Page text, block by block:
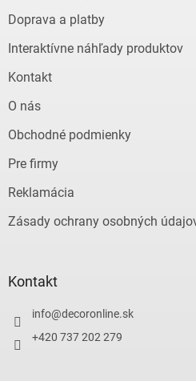
Doprava a platby
Interaktívne náhľady produktov
Kontakt
O nás
Obchodné podmienky
Pre firmy
Reklamácia
Zásady ochrany osobných
Kontakt
info@decoronline.sk
+420 737 202 279